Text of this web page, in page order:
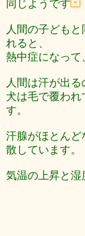
人間の子ども
れると、
熱中症になっ
人間は汗が出る
犬は毛で覆わ
す。
汗腺がほとん
散しています。
気温の上昇と